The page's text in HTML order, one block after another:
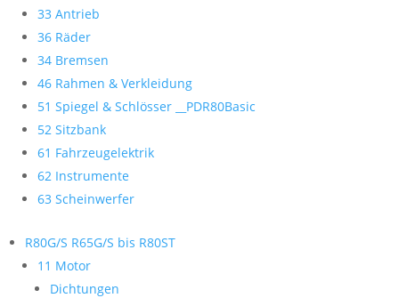
33 Antrieb
36 Räder
34 Bremsen
46 Rahmen & Verkleidung
51 Spiegel & Schlösser __PDR80Basic
52 Sitzbank
61 Fahrzeugelektrik
62 Instrumente
63 Scheinwerfer
R80G/S R65G/S bis R80ST
11 Motor
Dichtungen